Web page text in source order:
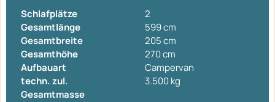
Schlafplätze
2
Gesamtlänge
599 cm
Gesamtbreite
205 cm
Gesamthöhe
270 cm
Aufbauart
Campervan
techn. zul.
Gesamtmasse
3.500 kg